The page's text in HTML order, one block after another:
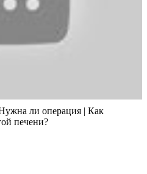
ли операция | Как
печени?